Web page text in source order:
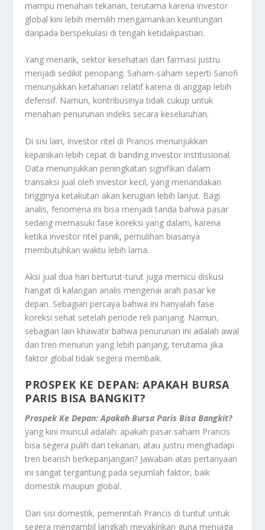
mampu menahan tekanan, terutama karena investor
global kini lebih memilih mengamankan keuntungan
daripada berspekulasi di tengah ketidakpastian.
Yang menarik, sektor kesehatan dan farmasi justru
menjadi sedikit penopang. Saham-saham seperti Sanofi
menunjukkan ketahanan relatif karena di anggap lebih
defensif. Namun, kontribusinya tidak cukup untuk
menahan penurunan indeks secara keseluruhan.
Di sisi lain, investor ritel di Prancis menunjukkan
kepanikan lebih cepat di banding investor institusional.
Data menunjukkan peningkatan signifikan dalam
transaksi jual oleh investor kecil, yang menandakan
tingginya ketakutan akan kerugian lebih lanjut. Bagi
analis, fenomena ini bisa menjadi tanda bahwa pasar
sedang memasuki fase koreksi yang dalam, karena
ketika investor ritel panik, pemulihan biasanya
membutuhkan waktu lebih lama.
Aksi jual dua hari berturut-turut juga memicu diskusi
hangat di kalangan analis mengenai arah pasar ke
depan. Sebagian percaya bahwa ini hanyalah fase
koreksi sehat setelah periode reli panjang. Namun,
sebagian lain khawatir bahwa penurunan ini adalah awal
dari tren menurun yang lebih panjang, terutama jika
faktor global tidak segera membaik.
PROSPEK KE DEPAN: APAKAH BURSA
PARIS BISA BANGKIT?
Prospek Ke Depan: Apakah Bursa Paris Bisa Bangkit?
yang kini muncul adalah: apakah pasar saham Prancis
bisa segera pulih dari tekanan, atau justru menghadapi
tren bearish berkepanjangan? Jawaban atas pertanyaan
ini sangat tergantung pada sejumlah faktor, baik
domestik maupun global.
Dari sisi domestik, pemerintah Prancis di tuntut untuk
segera mengambil langkah meyakinkan guna menjaga